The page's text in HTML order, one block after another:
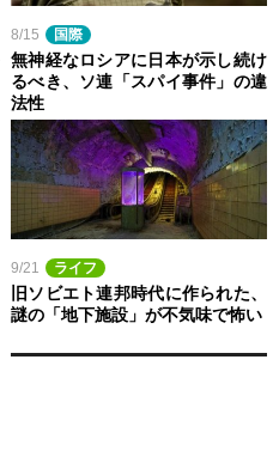
8/15 国際
無神経なロシアに日本が示し続け
るべき、ソ連「スパイ事件」の違
法性
9/21 ライフ
旧ソビエト連邦時代に作られた、
謎の「地下施設」が不気味で怖い